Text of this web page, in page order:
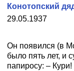
29.05.1937
Конотопский
Он появился (в
было пять лет, и
папиросу: –